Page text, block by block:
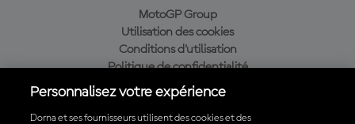
MotoGP Group
Utilisation des cookies
Conditions d'utilisation
Politique de confidentialité
Politique d’achat
Personnalisez votre expérience
Dorna et ses fournisseurs utilisent des cookies et des